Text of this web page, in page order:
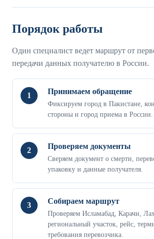
Порядок работы
Один специалист ведет маршрут от
передачи данных получателю в России.
1 Принимаем обращение
Фиксируем город в Пакистане,
стороны и город приема в России.
2 Проверяем документы
Сверяем документ о смерти,
упаковку и данные получателя.
3 Собираем маршрут
Проверяем Исламабад, Карачи,
региональный участок, рейс,
требования перевозчика.